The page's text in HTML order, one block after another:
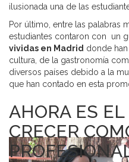
ilusionada una de las
Por último, entre las palabras
estudiantes contaron con un
vividas en Madrid donde
cultura, de la gastronomía
diversos países debido a la
que han contado en esta
AHORA ES
CRECER